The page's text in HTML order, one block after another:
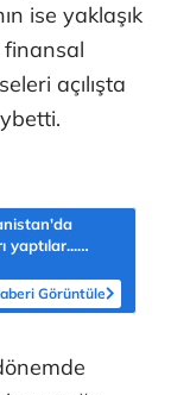
ise yaklaşık
finansal
açılışta
yaptılar...
Görüntüle